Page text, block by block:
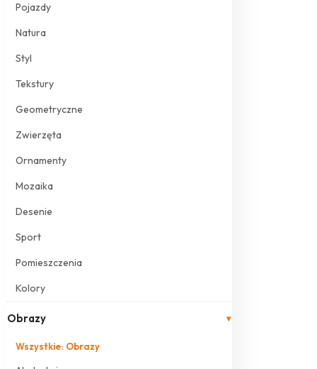
Pojazdy
Natura
Styl
Tekstury
Geometryczne
Zwierzęta
Ornamenty
Mozaika
Desenie
Sport
Pomieszczenia
Kolory
Obrazy ▾
Wszystkie: Obrazy